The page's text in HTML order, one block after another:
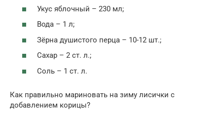
Укус яблочный – 230 мл;
Вода – 1 л;
Зёрна душистого перца – 10-12 шт.;
Сахар – 2 ст. л.;
Соль – 1 ст. л.
Как правильно мариновать на зиму лисички с
добавлением корицы?